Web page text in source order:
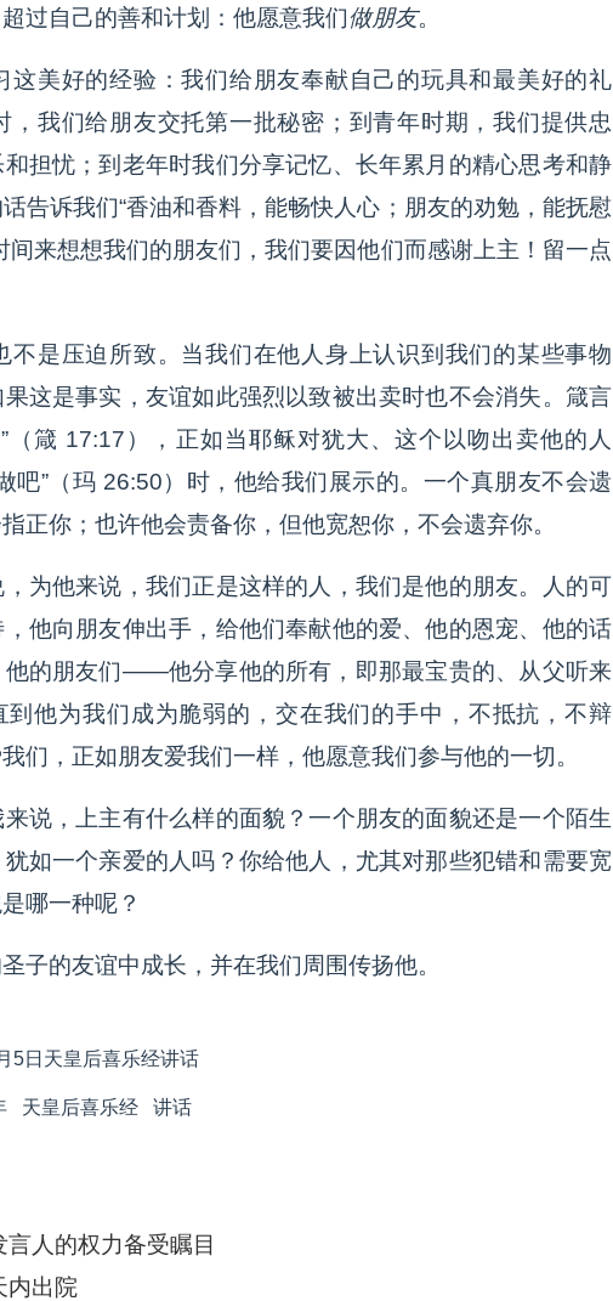
过自己的善和计划：他愿意我们做朋友。
这美好的经验：我们给朋友奉献自己的玩具和最美好的礼
，我们给朋友交托第一批秘密；到青年时期，我们提供忠
担忧；到老年时我们分享记忆、长年累月的精心思考和静
告诉我们“香油和香料，能畅快人心；朋友的劝勉，能抚慰
间来想想我们的朋友们，我们要因他们而感谢上主！留一点
不是压迫所致。当我们在他人身上认识到我们的某些事物
这是事实，友谊如此强烈以致被出卖时也不会消失。箴言
（箴 17:17），正如当耶稣对犹大、这个以吻出卖他的人
吧”（玛 26:50）时，他给我们展示的。一个真朋友不会遗
正你；也许他会责备你，但他宽恕你，不会遗弃你。
为他来说，我们正是这样的人，我们是他的朋友。人的可
他向朋友伸出手，给他们奉献他的爱、他的恩宠、他的话
的朋友们——他分享他的所有，即那最宝贵的、从父听来
他为我们成为脆弱的，交在我们的手中，不抵抗，不辩
们，正如朋友爱我们一样，他愿意我们参与他的一切。
说，上主有什么样的面貌？一个朋友的面貌还是一个陌生
如一个亲爱的人吗？你给他人，尤其对那些犯错和需要宽
哪一种呢？
子的友谊中成长，并在我们周围传扬他。
5日天皇后喜乐经讲话
天皇后喜乐经 讲话
人的权力备受瞩目
内出院